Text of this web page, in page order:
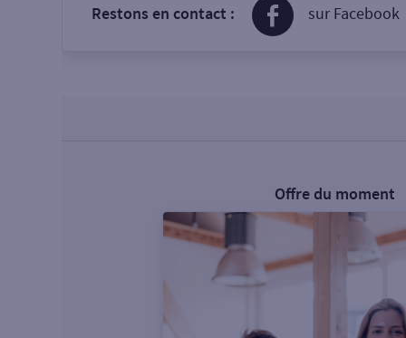
Restons en contact : sur Facebook
Offre du moment